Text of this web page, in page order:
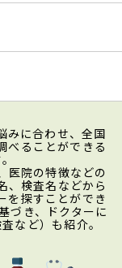
みに合わせ、全国
べることができる
医院の特徴などの
、検査名などから
を探すことができ
づき、ドクターに
など）も紹介。